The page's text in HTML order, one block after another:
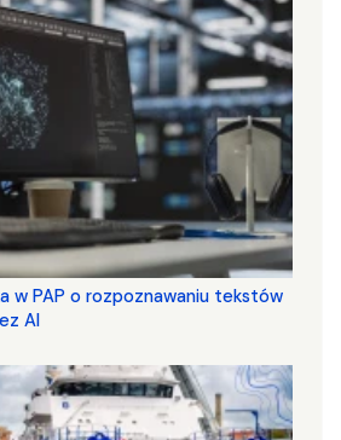
w PAP o rozpoznawaniu tekstów
AI